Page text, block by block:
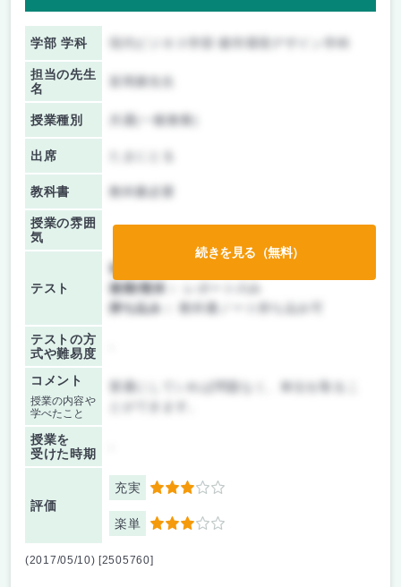
学部 学科
担当の先生
名
授業種別 共通(一般教養)
出席
教科書 教科書必要
授業の雰囲
気
テスト
前期/中間：
後期/期末：
持ち込み：
教科書ノート持ち込み可
テストの方
式や難易度
コメント
授業の内容や
学べたこと
授業を
受けた時期
評価
充実 3
楽単 3
続きを見る（無料）
(2017/05/10) [2505760]